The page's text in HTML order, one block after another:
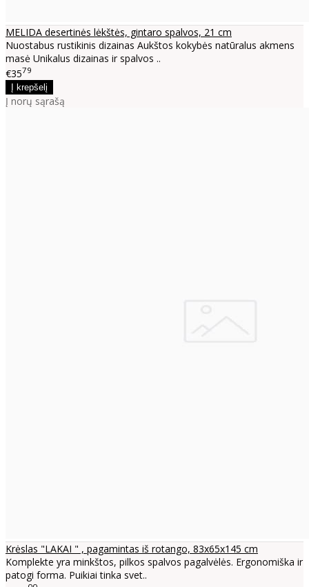
MELIDA desertinės lėkštės, gintaro spalvos, 21 cm
Nuostabus rustikinis dizainas Aukštos kokybės natūralus akmens
masė Unikalus dizainas ir spalvos ..
€3579
Į norų sąrašą
Krėslas "LAKAI " , pagamintas iš rotango, 83x65x145 cm
Komplekte yra minkštos, pilkos spalvos pagalvėlės. Ergonomiška ir
patogi forma. Puikiai tinka svet..